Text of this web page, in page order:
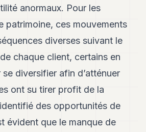
anormaux. Pour les
patrimoine, ces mouvements
diverses suivant le
chaque client, certains en
diversifier afin d’atténuer
ont su tirer profit de la
des opportunités de
évident que le manque de